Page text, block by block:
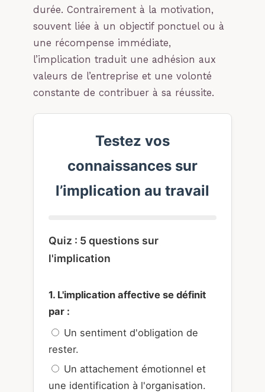
durée. Contrairement à la motivation,
souvent liée à un objectif ponctuel ou à
une récompense immédiate,
l’implication traduit une adhésion aux
valeurs de l’entreprise et une volonté
constante de contribuer à sa réussite.
Testez vos
connaissances sur
l’implication au travail
Quiz : 5 questions sur
l'implication
1. L'implication affective se définit
par :
Un sentiment d'obligation de
rester.
Un attachement émotionnel et
une identification à l'organisation.